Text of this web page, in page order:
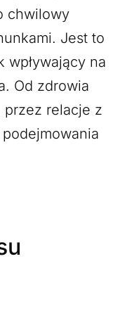
chwilowy
Jest to
wpływający na
Od zdrowia
relacje z